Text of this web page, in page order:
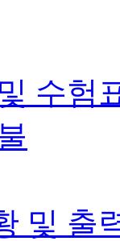
수험
및 출